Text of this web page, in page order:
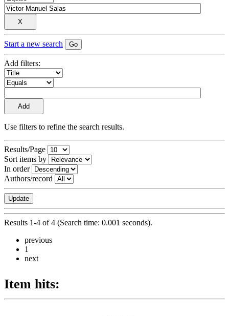
Start a new search
Add filters:
Use filters to refine the search results.
Results/Page
Sort items by
In order
Authors/record
Results 1-4 of 4 (Search time: 0.001 seconds).
previous
1
next
Item hits: